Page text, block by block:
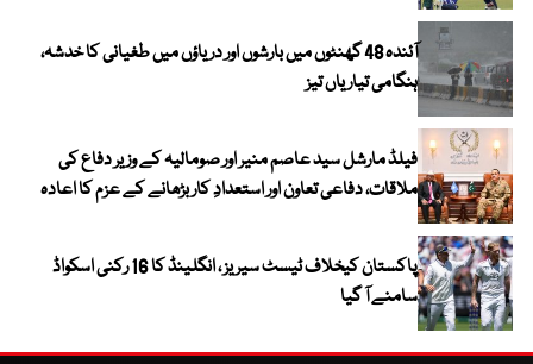
آئندہ 48 گھنٹوں میں بارشوں اور دریاؤں میں طغیانی کا خدشہ،
ہنگامی تیاریاں تیز
فیلڈ مارشل سید عاصم منیر اور صومالیہ کے وزیر دفاع کی
ملاقات، دفاعی تعاون اور استعدادِ کار بڑھانے کے عزم کا اعادہ
پاکستان کیخلاف ٹیسٹ سیریز ، انگلینڈ کا 16 رکنی اسکواڈ
سامنے آ گیا